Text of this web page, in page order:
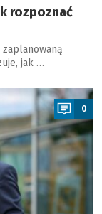
rozpoznać
jak …
0